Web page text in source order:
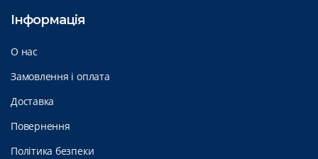
Інформація
О нас
Замовлення і оплата
Доставка
Повернення
Політика безпеки